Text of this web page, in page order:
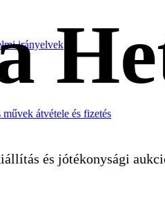
irányelvek
művek átvétele és fizetés
és jótékonysági